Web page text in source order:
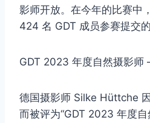
影师开放。在今年的比赛中
424 名 GDT 成员参赛提交
GDT 2023 年度自然摄影
德国摄影师 Silke Hüttche
而被评为“GDT 2023 年度